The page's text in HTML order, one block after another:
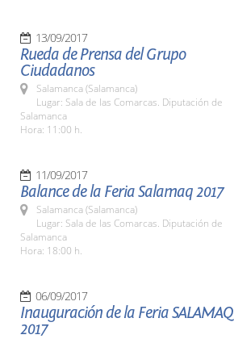
13/09/2017
Rueda de Prensa del Grupo
Ciudadanos
Salamanca (Salamanca)
Lugar: Sala de las Comarcas. Diputación de
Salamanca
Hora: 11:00 h.
11/09/2017
Balance de la Feria Salamaq 2017
Salamanca (Salamanca)
Lugar: Sala de las Comarcas. Diputación de
Salamanca
Hora: 18:00 h.
06/09/2017
Inauguración de la Feria SALAMAQ
2017